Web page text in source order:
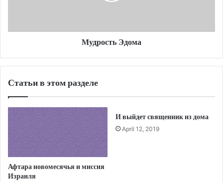
Мудрость Эдома
Статьи в этом разделе
Афтара новомесячья и миссия
Израиля
И выйдет священник из дома
April 12, 2019